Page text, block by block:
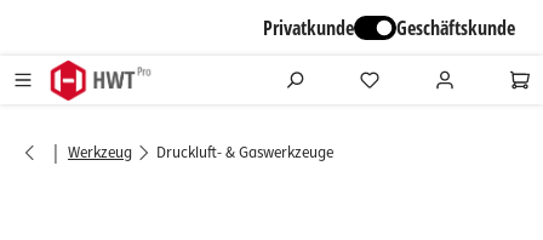
Privatkunde Geschäftskunde
| Werkzeug Druckluft- & Gaswerkzeuge